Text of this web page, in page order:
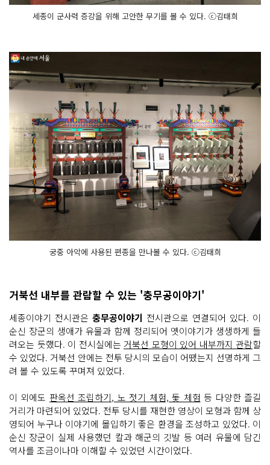
세종이 군사력 증강을 위해 고안한 무기를 볼 수 있다. ⓒ김태희
궁중 아악에 사용된 편종을 만나볼 수 있다. ⓒ김태희
거북선 내부를 관람할 수 있는 '충무공이야기'
세종이야기 전시관은 충무공이야기 전시관으로 연결되어 있다. 이
순신 장군의 생애가 유물과 함께 정리되어 옛이야기가 생생하게 들
려오는 듯했다. 이 전시실에는 거북선 모형이 있어 내부까지 관람할
수 있었다. 거북선 안에는 전투 당시의 모습이 어땠는지 선명하게 그
려 볼 수 있도록 꾸며져 있었다.
이 외에도 판옥선 조립하기, 노 젓기 체험, 돛 체험 등 다양한 즐길
거리가 마련되어 있었다. 전투 당시를 재현한 영상이 모형과 함께 상
영되어 누구나 이야기에 몰입하기 좋은 환경을 조성하고 있었다. 이
순신 장군이 실제 사용했던 칼과 해군의 깃발 등 여러 유물에 담긴
역사를 조금이나마 이해할 수 있었던 시간이었다.